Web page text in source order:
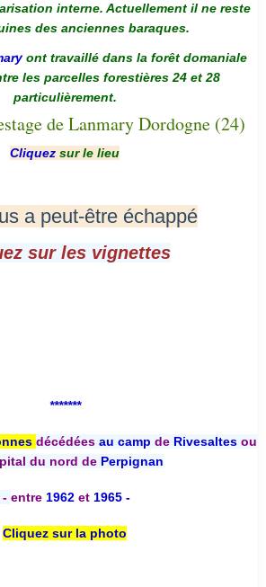
interne. Actuellement il ne reste
des anciennes baraques.
ont travaillé dans la forêt domaniale
les parcelles forestières 24 et 28
particulièrement.
Cliquez sur le lieu
a peut-être échappé
sur les vignettes
*******
décédées au camp deRivesaltesou
du nord de Perpignan
- entre 1962 et 1965 -
Cliquez sur la photo